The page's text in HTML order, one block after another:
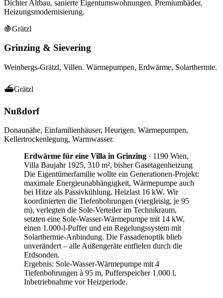
Dichter Altbau, sanierte Eigentumswohnungen. Premiumbäder,
Heizungsmodernisierung.
🍇Grätzl
Grinzing & Sievering
Weinbergs-Grätzl, Villen. Wärmepumpen, Erdwärme, Solarthermie.
⛴Grätzl
Nußdorf
Donaunähe, Einfamilienhäuser, Heurigen. Wärmepumpen,
Kellertrockenlegung, Warmwasser.
Erdwärme für eine Villa in Grinzing · 1190 Wien,
Villa Baujahr 1925, 310 m², bisher Gasetagenheizung
Die Eigentümerfamilie wollte ein Generationen-Projekt:
maximale Energieunabhängigkeit, Wärmepumpe auch
bei Hitze als Passivkühlung. Heizlast 16 kW. Wir
koordinierten die Tiefenbohrungen (viergleisig, je 95
m), verlegten die Sole-Verteiler im Technikraum,
setzten eine Sole-Wasser-Wärmepumpe mit 14 kW,
einen 1.000-l-Puffer und ein Regelungssystem mit
Solarthermie-Anbindung. Die Fassadenoptik blieb
unverändert – alle Außengeräte entfielen durch die
Erdsonden.
Ergebnis: Sole-Wasser-Wärmepumpe mit 4
Tiefenbohrungen à 95 m, Pufferspeicher 1.000 l,
Inbetriebnahme vor Heizperiode.